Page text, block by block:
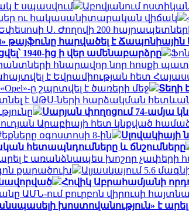
է սպասվում
Աբովյանում
ու հակասանիտարական վիճակ
Ս. Ժողովի 200
թայֆունը հարվածել է
1940-ից ի վեր ամենաբարձրը
հնարավոր նոր հոսքի
է Եվրամիության հետ
ը շպրտվել է ծառերի մեջ
Տեղի
է ԱԹՍ-ների հարձակման
Սարյան փողոցում 74-ամյա
Արաբիայի հետ կնքված
օգոստոսի 8-ին
Սլովակիայի
հետապնդումները և ճնշումները
է առանձնապես խոշոր չափերի
քարածուխ
Ալյասկայում 5.6
Հովիկ Աբրահամյանի
ԱՄՆ-ում բուրբոն վիրուսի
խոստովանություն» է